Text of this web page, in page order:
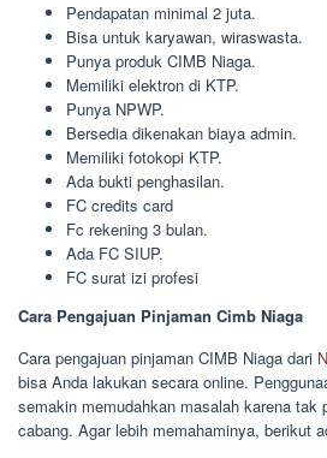
Pendapatan minimal 2 juta.
Bisa untuk karyawan, wiraswasta.
Punya produk CIMB Niaga.
Memiliki elektron di KTP.
Punya NPWP.
Bersedia dikenakan biaya admin.
Memiliki fotokopi KTP.
Ada bukti penghasilan.
FC credits card
Fc rekening 3 bulan.
Ada FC SIUP.
FC surat izi profesi
Cara Pengajuan Pinjaman Cimb Niaga
Cara pengajuan pinjaman CIMB Niaga dari
bisa Anda lakukan secara online.
semakin memudahkan masalah karena tak
cabang. Agar lebih memahaminya, berikut